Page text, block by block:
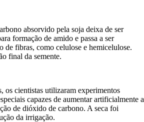
absorvido pela soja deixa de ser
formação de amido e passa a ser
de fibras, como celulose e hemicelulose.
final da semente.
os cientistas utilizaram experimentos
capazes de aumentar artificialmente a
de dióxido de carbono. A seca foi
da irrigação.